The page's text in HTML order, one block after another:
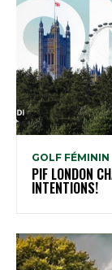
GOLF FÉMININ
PIF LONDON
INTENTIONS!